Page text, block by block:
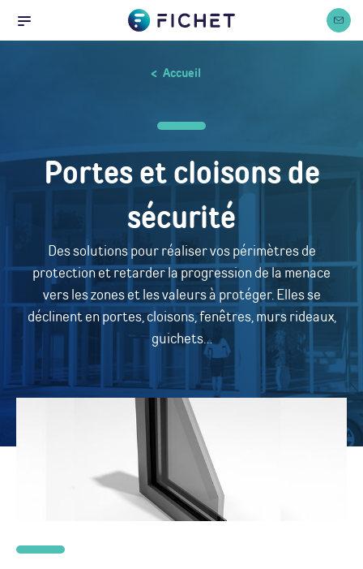
Menu Nous
Accueil
Portes et cloisons de
sécurité
Des solutions pour réaliser vos périmètres de
protection et retarder la progression de la menace
vers les zones et les valeurs à protéger. Elles se
déclinent en portes, cloisons, fenêtres, murs rideaux,
guichets…
Cookies management panel